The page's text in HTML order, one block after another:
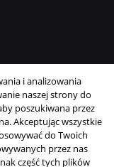
i analizowania
naszej strony do
poszukiwana przez
Akceptując wszystkie
do Twoich
przez nas
część tych plików